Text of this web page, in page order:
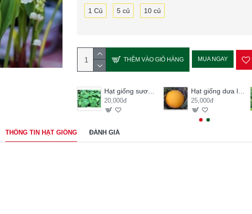
1 Củ
5 củ 10 củ
THÊM VÀO GIỎ HÀNG MUA NGAY
20,000đ
Hạt giống dưa lê kim hoàng hậu
25,000đ
THÔNG TIN HẠT GIỐNG ĐÁNH GIÁ